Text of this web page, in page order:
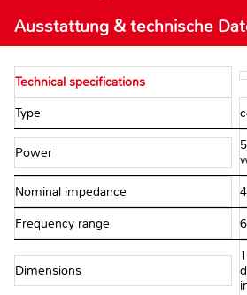
Ausstattung & technische
Technical specifications
Type
Power
Nominal impedance
Frequency range
Dimensions